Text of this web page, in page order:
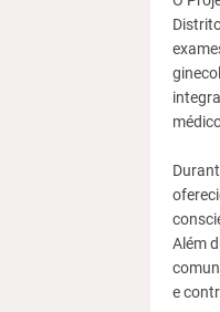
Além
e